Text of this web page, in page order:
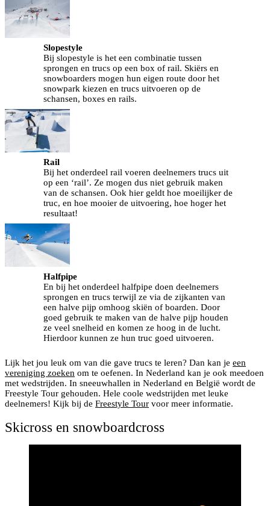
Slopestyle
Bij slopestyle is het een combinatie tussen
sprongen en trucs op een box of rail. Skiërs en
snowboarders mogen hun eigen route door het
snowpark kiezen en trucs uitvoeren op de
schansen, boxes en rails.
Rail
Bij het onderdeel rail voeren deelnemers trucs uit
op een ‘rail’. Ze mogen dus niet gebruik maken
van de schansen. Ook hier geldt hoe moeilijker de
truc, en hoe mooier de uitvoering, hoe hoger het
resultaat!
Halfpipe
En bij het onderdeel halfpipe doen deelnemers
sprongen en trucs terwijl ze via de zijkanten van
een halve pijp omhoog skiën of boarden. Door
goed gebruik te maken van de halve pijp houden
ze veel snelheid en komen ze hoog in de lucht.
Hierdoor kunnen ze hun truc goed uitvoeren.
Lijk het jou leuk om van die gave trucs te leren? Dan kan je een
vereniging zoeken om te oefenen. In Nederland kan je ook meedoen
met wedstrijden. In sneeuwhallen in Nederland en België wordt de
Freestyle Tour gehouden. Hele coole wedstrijden met leuke
deelnemers! Kijk bij de Freestyle Tour voor meer informatie.
Skicross en snowboardcross